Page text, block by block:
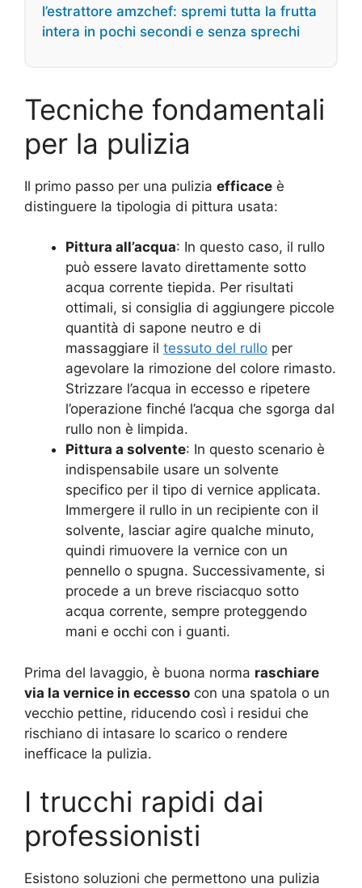
l’estrattore amzchef: spremi tutta la frutta
intera in pochi secondi e senza sprechi
Tecniche fondamentali
per la pulizia
Il primo passo per una pulizia efficace è
distinguere la tipologia di pittura usata:
Pittura all’acqua: In questo caso, il rullo
può essere lavato direttamente sotto
acqua corrente tiepida. Per risultati
ottimali, si consiglia di aggiungere piccole
quantità di sapone neutro e di
massaggiare il tessuto del rullo per
agevolare la rimozione del colore rimasto.
Strizzare l’acqua in eccesso e ripetere
l’operazione finché l’acqua che sgorga dal
rullo non è limpida.
Pittura a solvente: In questo scenario è
indispensabile usare un solvente
specifico per il tipo di vernice applicata.
Immergere il rullo in un recipiente con il
solvente, lasciar agire qualche minuto,
quindi rimuovere la vernice con un
pennello o spugna. Successivamente, si
procede a un breve risciacquo sotto
acqua corrente, sempre proteggendo
mani e occhi con i guanti.
Prima del lavaggio, è buona norma raschiare
via la vernice in eccesso con una spatola o un
vecchio pettine, riducendo così i residui che
rischiano di intasare lo scarico o rendere
inefficace la pulizia.
I trucchi rapidi dai
professionisti
Esistono soluzioni che permettono una pulizia